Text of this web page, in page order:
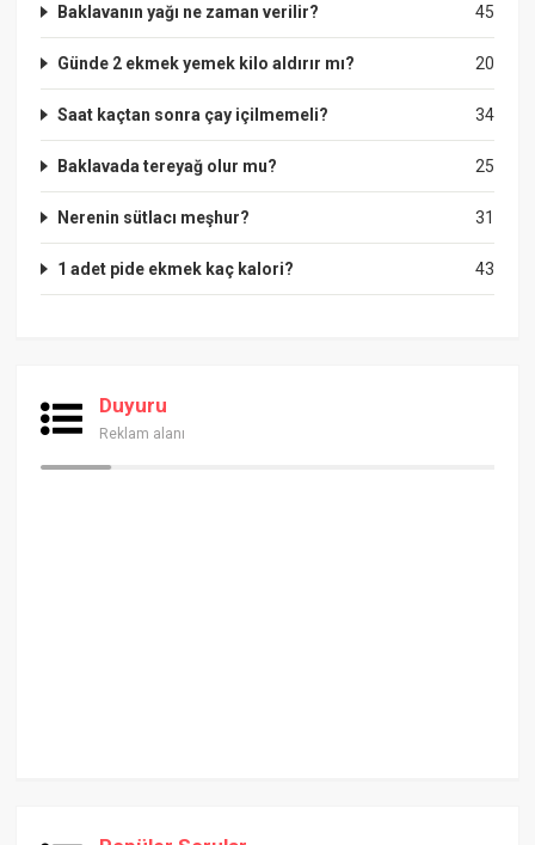
45
Baklavanın yağı ne zaman verilir?
20
Günde 2 ekmek yemek kilo aldırır mı?
34
Saat kaçtan sonra çay içilmemeli?
25
Baklavada tereyağ olur mu?
31
Nerenin sütlacı meşhur?
43
1 adet pide ekmek kaç kalori?
Duyuru
Reklam alanı